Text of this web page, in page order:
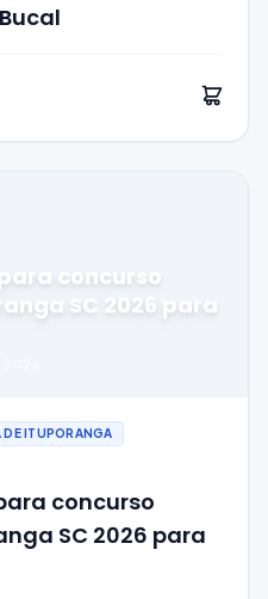
concurso
SC 2026 para
DE ITUPORANGA
concurso
SC 2026 para